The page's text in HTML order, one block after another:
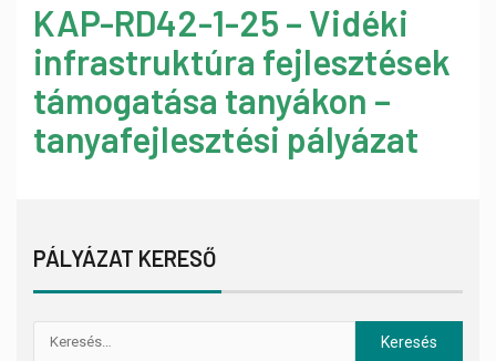
KAP-RD42-1-25 – Vidéki
infrastruktúra fejlesztések
támogatása tanyákon –
tanyafejlesztési pályázat
PÁLYÁZAT KERESŐ